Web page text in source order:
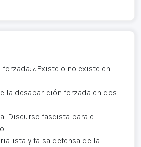
¿Existe o no existe en
la desaparición forzada en dos
Discurso fascista para el
y falsa defensa de la